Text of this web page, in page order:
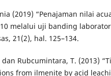
(2019) “Penajaman nilai
melalui uji banding
21(2), hal. 125–134.
Rubcumintara, T. (2013)
from ilmenite by acid